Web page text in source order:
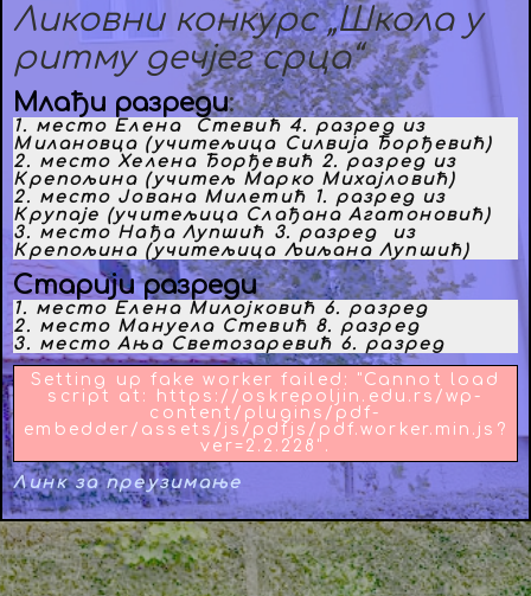
Ликовни конкурс „Школа у
ритму дечјег срца“
Млађи разреди:
1. место Елена Стевић 4. разред из
Милановца (учитељица Силвија Ђорђевић)
2. место Хелена Ђорђевић 2. разред из
Крепољина (учитељ Марко Михајловић)
2. место Јована Милетић 1. разред из
Крупаје (учитељица Слађана Агатоновић)
3. место Нађа Лупшић 3. разред из
Крепољина (учитељица Љиљана Лупшић)
Старији разреди
1. место Елена Милојковић 6. разред
2. место Мануела Стевић 8. разред
3. место Ања Светозаревић 6. разред
Setting up fake worker failed: "Cannot load
script at: https://oskrepoljin.edu.rs/wp-
content/plugins/pdf-
embedder/assets/js/pdfjs/pdf.worker.min.js?
ver=2.2.228".
Линк за преузимање